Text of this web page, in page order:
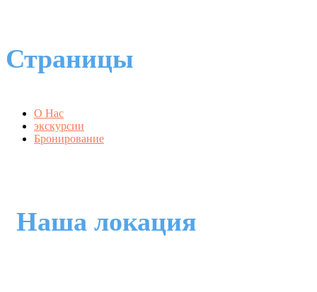
Страницы
О Нас
экскурсии
Бронирование
Наша локация